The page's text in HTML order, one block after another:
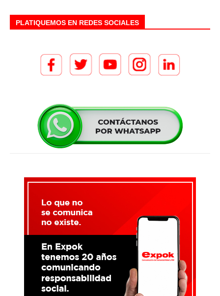
PLATIQUEMOS EN REDES SOCIALES